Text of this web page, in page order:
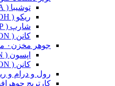
توشیبا ( TOSHIBA )
ریکو ( RICOH )
شارپ ( SHARP )
کانن ( CANON )
جوهر مخزن ۰ محصولات
اپسون ( EPSON )
کانن ( CANON )
رول و درام و
کارتریج